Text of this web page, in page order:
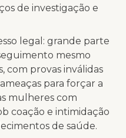
de investigação e
legal : grande parte
mesmo
com provas inválidas
para forçar a
mulheres com
coação e intimidação
de saúde.